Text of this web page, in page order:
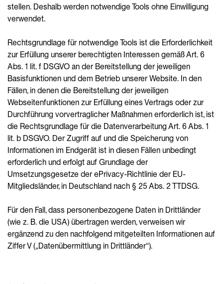
stellen. Deshalb werden notwendige Tools ohne Einwilligung
verwendet.
Rechtsgrundlage für notwendige Tools ist die Erforderlichkeit
zur Erfüllung unserer berechtigten Interessen gemäß Art. 6
Abs. 1 lit. f DSGVO an der Bereitstellung der jeweiligen
Basisfunktionen und dem Betrieb unserer Website. In den
Fällen, in denen die Bereitstellung der jeweiligen
Webseitenfunktionen zur Erfüllung eines Vertrags oder zur
Durchführung vorvertraglicher Maßnahmen erforderlich ist, ist
die Rechtsgrundlage für die Datenverarbeitung Art. 6 Abs. 1
lit. b DSGVO. Der Zugriff auf und die Speicherung von
Informationen im Endgerät ist in diesen Fällen unbedingt
erforderlich und erfolgt auf Grundlage der
Umsetzungsgesetze der ePrivacy-Richtlinie der EU-
Mitgliedsländer, in Deutschland nach § 25 Abs. 2 TTDSG.
Für den Fall, dass personenbezogene Daten in Drittländer
(wie z. B. die USA) übertragen werden, verweisen wir
ergänzend zu den nachfolgend mitgeteilten Informationen auf
Ziffer V („Datenübermittlung in Drittländer“).